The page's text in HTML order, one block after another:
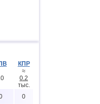
КПР
≈
0.2
тыс.
0